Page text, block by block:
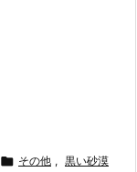
 その他 , 黒い砂漠